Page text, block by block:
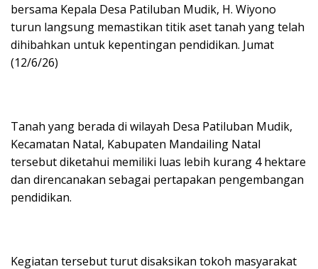
bersama Kepala Desa Patiluban Mudik, H. Wiyono
turun langsung memastikan titik aset tanah yang telah
dihibahkan untuk kepentingan pendidikan. Jumat
(12/6/26)
Tanah yang berada di wilayah Desa Patiluban Mudik,
Kecamatan Natal, Kabupaten Mandailing Natal
tersebut diketahui memiliki luas lebih kurang 4 hektare
dan direncanakan sebagai pertapakan pengembangan
pendidikan.
Kegiatan tersebut turut disaksikan tokoh masyarakat